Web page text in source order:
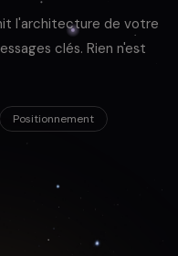
l'architecture de votre
clés. Rien n'est
Positionnement